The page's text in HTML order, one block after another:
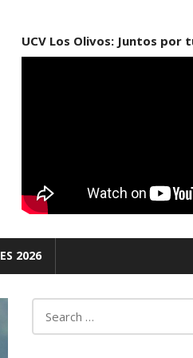
UCV Los Olivos: Juntos por
2026